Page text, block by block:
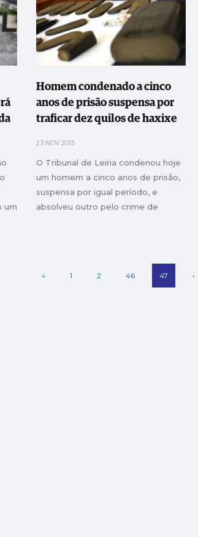
um
Homem condenado a cinco
anos de prisão suspensa por
traficar dez quilos de haxixe
23 NOV 2015
O Tribunal de Leiria condenou hoje
um homem a cinco anos de prisão,
suspensa por igual período, e
absolveu outro pelo crime de
« 1 2 46 47 ›